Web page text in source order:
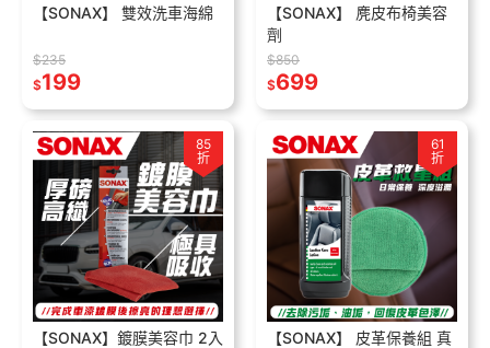
【SONAX】 雙效洗車海綿
$235
$199
【SONAX】 麂皮布椅美容
劑
$850
$699
85
折
【SONAX】鍍膜美容巾 2入
61
折
【SONAX】 皮革保養組 真